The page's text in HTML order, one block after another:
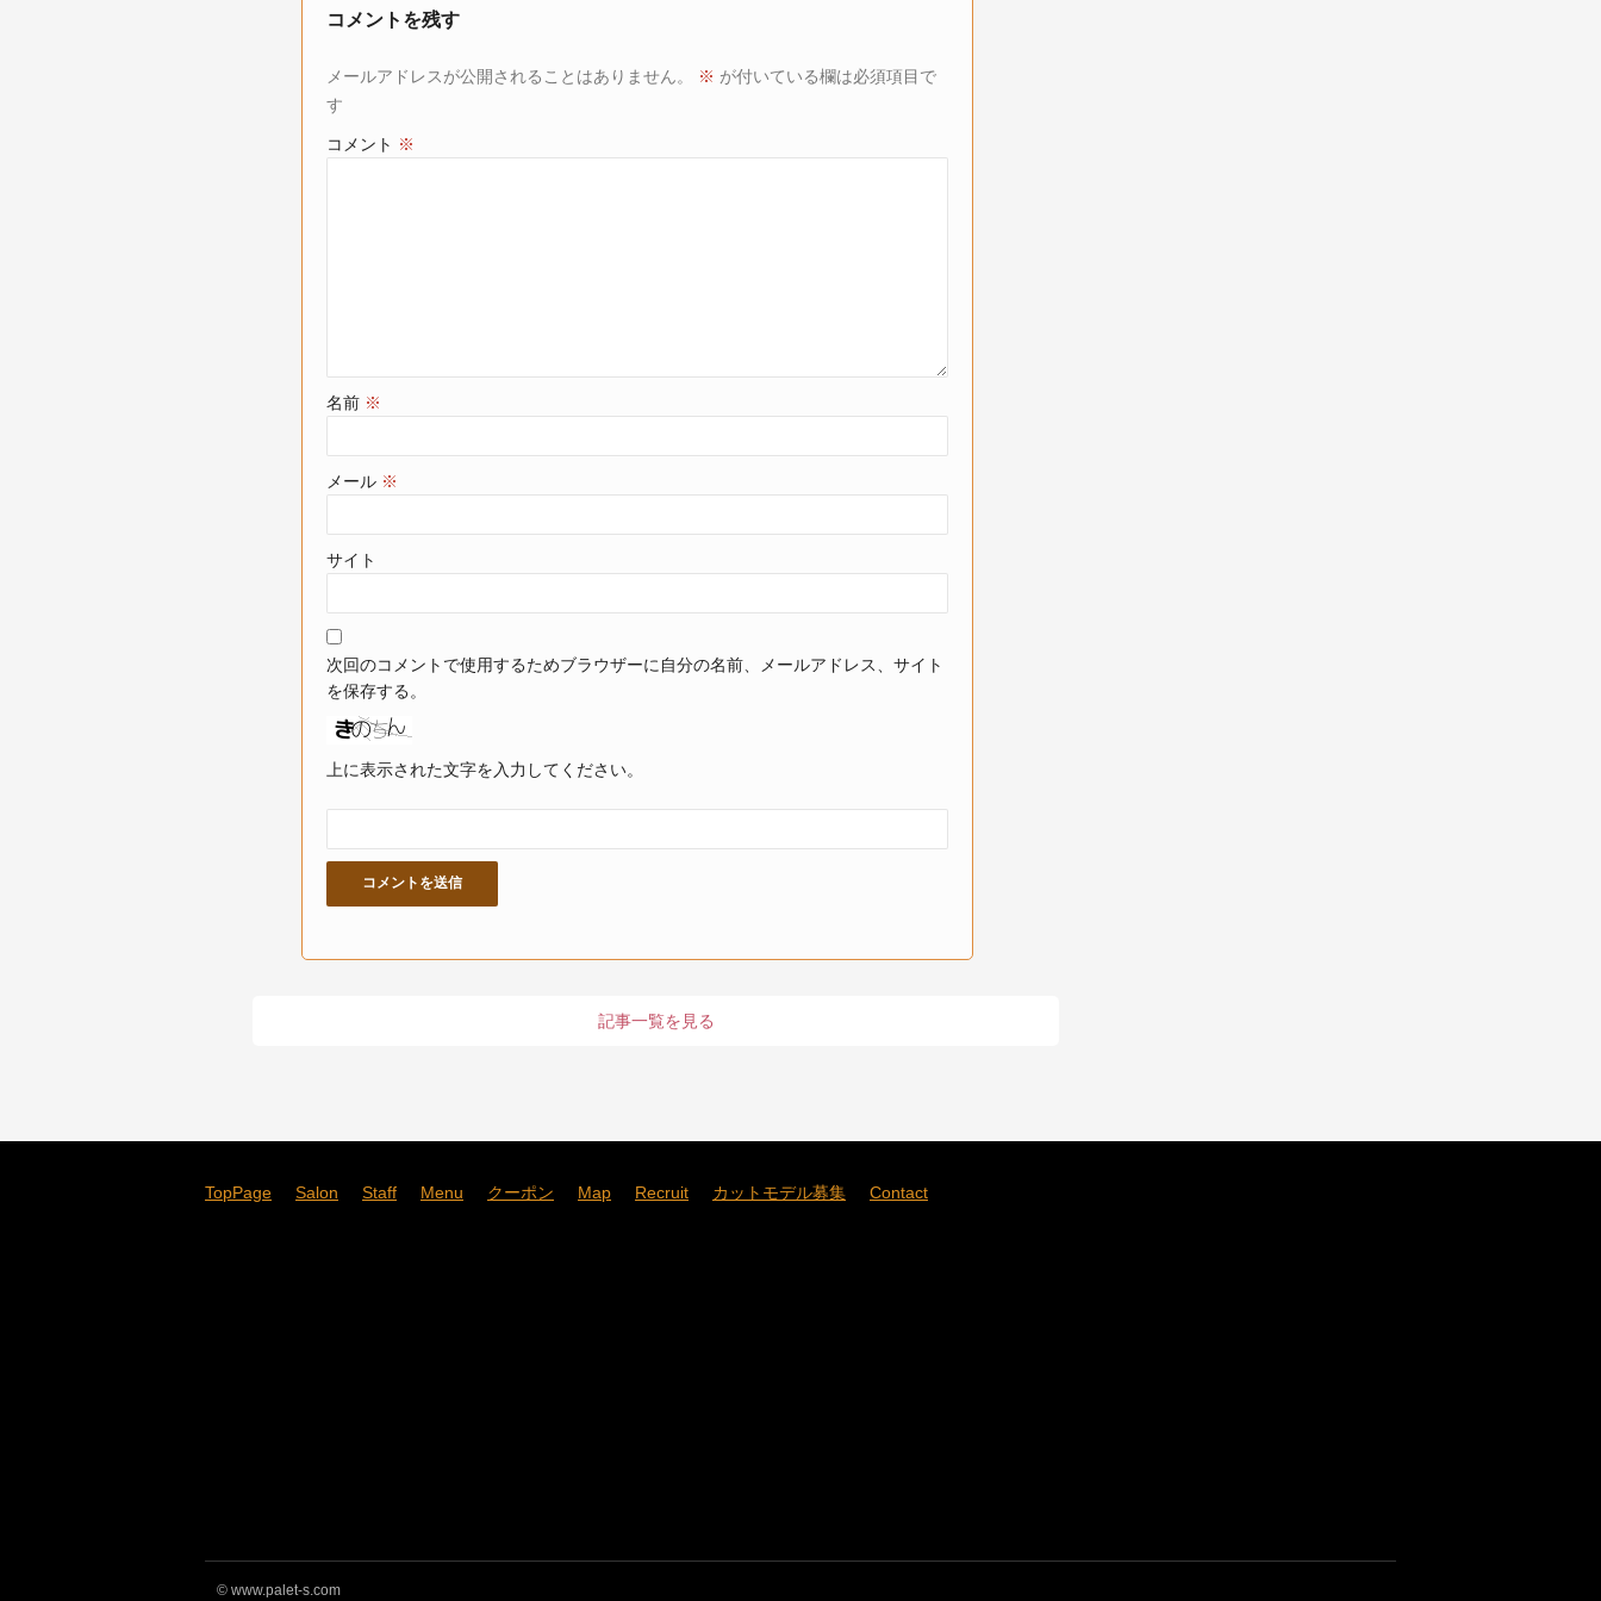
コメントを残す
メールアドレスが公開されることはありません。 ※ が付いている欄は必須項目で
す
コメント ※
名前 ※
メール ※
サイト
次回のコメントで使用するためブラウザーに自分の名前、メールアドレス、サイト
を保存する。
上に表示された文字を入力してください。
記事一覧を見る
TopPage Salon Staff Menu クーポン Map Recruit カットモデル募集 Contact
© www.palet-s.com